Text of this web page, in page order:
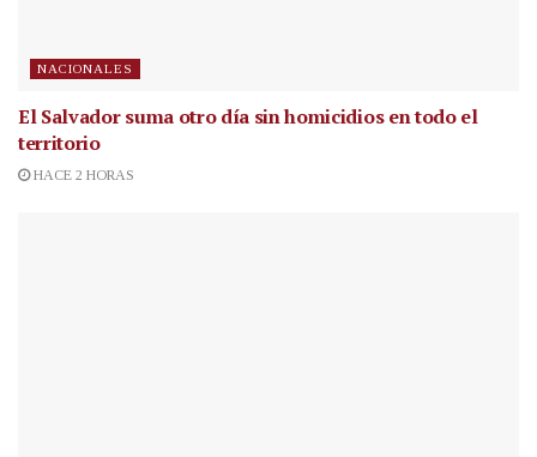
NACIONALES
El Salvador suma otro día sin homicidios en todo el
territorio
HACE 2 HORAS